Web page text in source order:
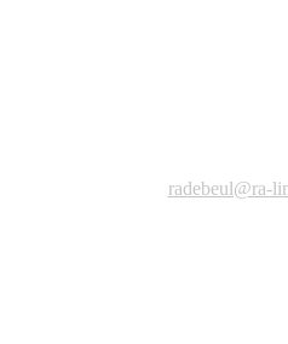
radebeul@ra-